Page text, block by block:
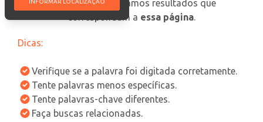
oops, não encontramos resultados que
correspondam a essa página.
Dicas:
Verifique se a palavra foi digitada corretamente.
Tente palavras menos específicas.
Tente palavras-chave diferentes.
Faça buscas relacionadas.